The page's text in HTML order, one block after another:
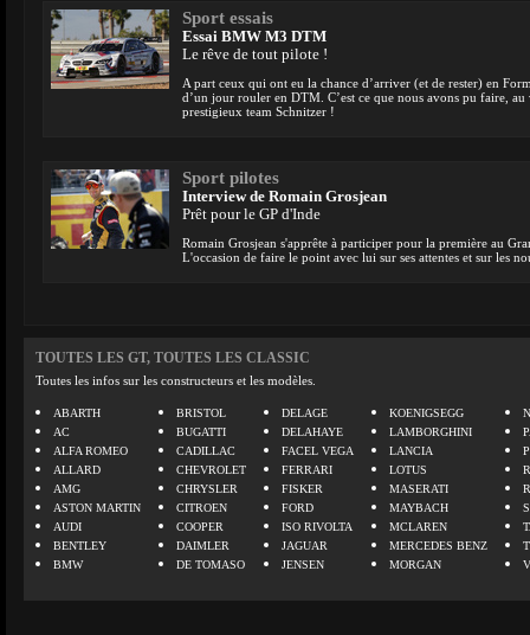
Sport essais
Essai BMW M3 DTM
Le rêve de tout pilote !
A part ceux qui ont eu la chance d’arriver (et de rester) en
d’un jour rouler en DTM. C’est ce que nous avons pu faire,
prestigieux team Schnitzer !
Sport pilotes
Interview de Romain Grosjean
Prêt pour le GP d'Inde
Romain Grosjean s'apprête à participer pour la première au
L'occasion de faire le point avec lui sur ses attentes et sur les
TOUTES LES GT, TOUTES LES CLASSIC
Toutes les infos sur les constructeurs et les modèles.
ABARTH
AC
ALFA ROMEO
ALLARD
AMG
ASTON MARTIN
AUDI
BENTLEY
BMW
BRISTOL
BUGATTI
CADILLAC
CHEVROLET
CHRYSLER
CITROEN
COOPER
DAIMLER
DE TOMASO
DELAGE
DELAHAYE
FACEL VEGA
FERRARI
FISKER
FORD
ISO RIVOLTA
JAGUAR
JENSEN
KOENIGSEGG
LAMBORGHINI
LANCIA
LOTUS
MASERATI
MAYBACH
MCLAREN
MERCEDES BENZ
MORGAN